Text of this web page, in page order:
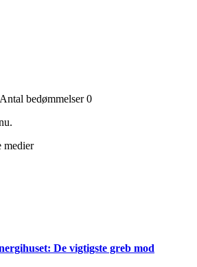
bedømmelser0
medier
De vigtigste greb mod